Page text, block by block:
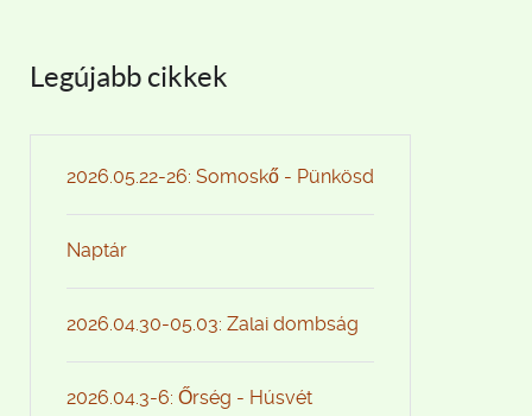
Legújabb cikkek
2026.05.22-26: Somoskő - Pünkösd
Naptár
2026.04.30-05.03: Zalai dombság
2026.04.3-6: Őrség - Húsvét